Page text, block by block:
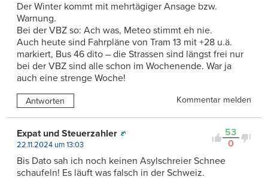
Der Winter kommt mit mehrtägiger Ansage bzw.
Warnung.
Bei der VBZ so: Ach was, Meteo stimmt eh nie.
Auch heute sind Fahrpläne von Tram 13 mit +28 u.ä.
markiert, Bus 46 dito – die Strassen sind längst frei nur
bei der VBZ sind alle schon im Wochenende. War ja
auch eine strenge Woche!
Antworten Kommentar melden
53
0
Expat und Steuerzahler
22.11.2024 um 13:03
Bis Dato sah ich noch keinen Asylschreier Schnee
schaufeln! Es läuft was falsch in der Schweiz.